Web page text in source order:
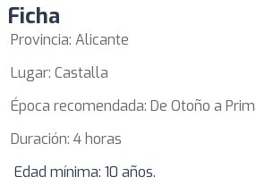
Ficha
Provincia: Alicante
Lugar: Castalla
Época recomendada: De Otoño a
Duración: 4 horas
Edad mínima: 10 años.